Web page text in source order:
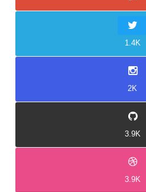
1.4K
2K
3.9K
3.9K